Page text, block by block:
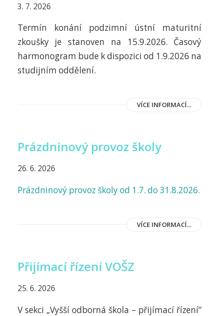
3. 7. 2026
Termín konání podzimní ústní maturitní
zkoušky je stanoven na 15.9.2026. Časový
harmonogram bude k dispozici od 1.9.2026 na
studijním oddělení.
VÍCE INFORMACÍ...
Prázdninový provoz školy
26. 6. 2026
Prázdninový provoz školy od 1.7. do 31.8.2026.
VÍCE INFORMACÍ...
Přijímací řízení VOŠZ
25. 6. 2026
V sekci „Vyšší odborná škola – přijímací řízení“